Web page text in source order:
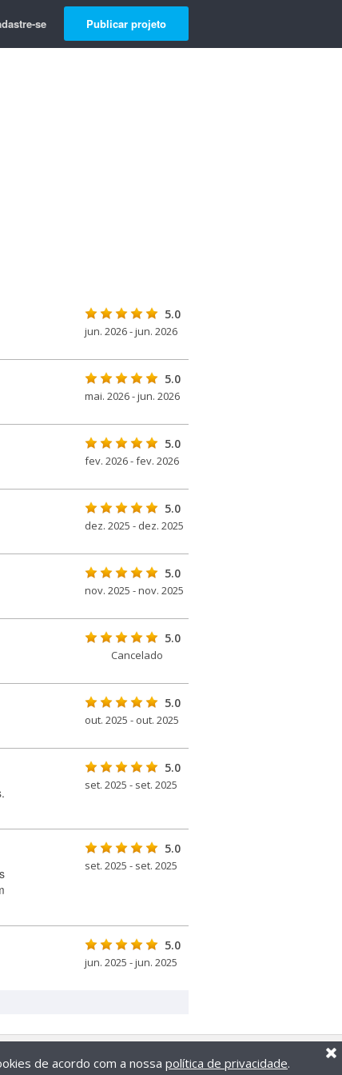
se Publicar projeto
5.0
jun. 2026 - jun. 2026
5.0
mai. 2026 - jun. 2026
5.0
fev. 2026 - fev. 2026
5.0
dez. 2025 - dez. 2025
5.0
nov. 2025 - nov. 2025
5.0
Cancelado
5.0
out. 2025 - out. 2025
5.0
set. 2025 - set. 2025
5.0
set. 2025 - set. 2025
5.0
jun. 2025 - jun. 2025
de acordo com a nossa política de privacidade.